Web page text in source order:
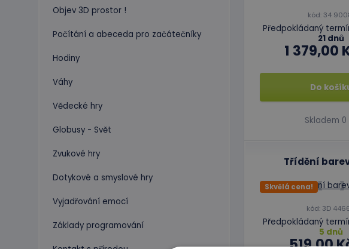
Objev 3D prostor !
Počítání a abeceda pro začátečníky
Hodiny
Váhy
Vědecké hry
Globusy - Svět
Zvukové hry
Dotykové a smyslové hry
Vyjadřování emocí
Základy programování
kód: 34
Předpokládaný
21 dnů
1 379,00
Do
Skladem 0
Třídění
Skvělá cena!
kód: 3D
Předpokládaný
5 dnů
519,00